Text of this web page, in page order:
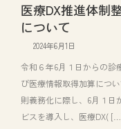
医療DX推進体制
について
2024年6月1日
令和６年6月１日からの診
び医療情報取得加算につ
則義務化に際し、6月１日
ビスを導入し、医療DX(